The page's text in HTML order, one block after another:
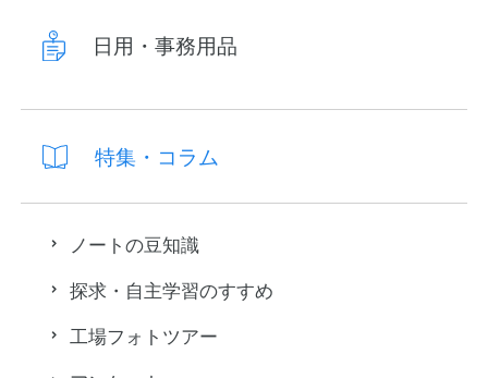
日用・事務用品
特集・コラム
ノートの豆知識
探求・自主学習のすすめ
工場フォトツアー